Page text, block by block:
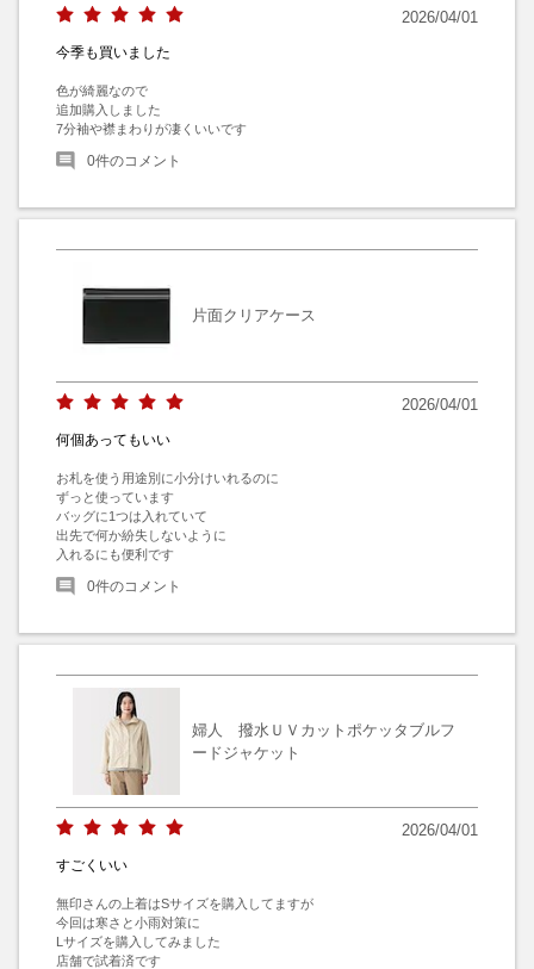
2026/04/01
今季も買いました
色が綺麗なので
追加購入しました
7分袖や襟まわりが凄くいいです
0件のコメント
片面クリアケース
2026/04/01
何個あってもいい
お札を使う用途別に小分けいれるのに
ずっと使っています
バッグに1つは入れていて
出先で何か紛失しないように
入れるにも便利です
0件のコメント
婦人 撥水ＵＶカットポケッタブルフ
ードジャケット
2026/04/01
すごくいい
無印さんの上着はSサイズを購入してますが
今回は寒さと小雨対策に
Lサイズを購入してみました
店舗で試着済です